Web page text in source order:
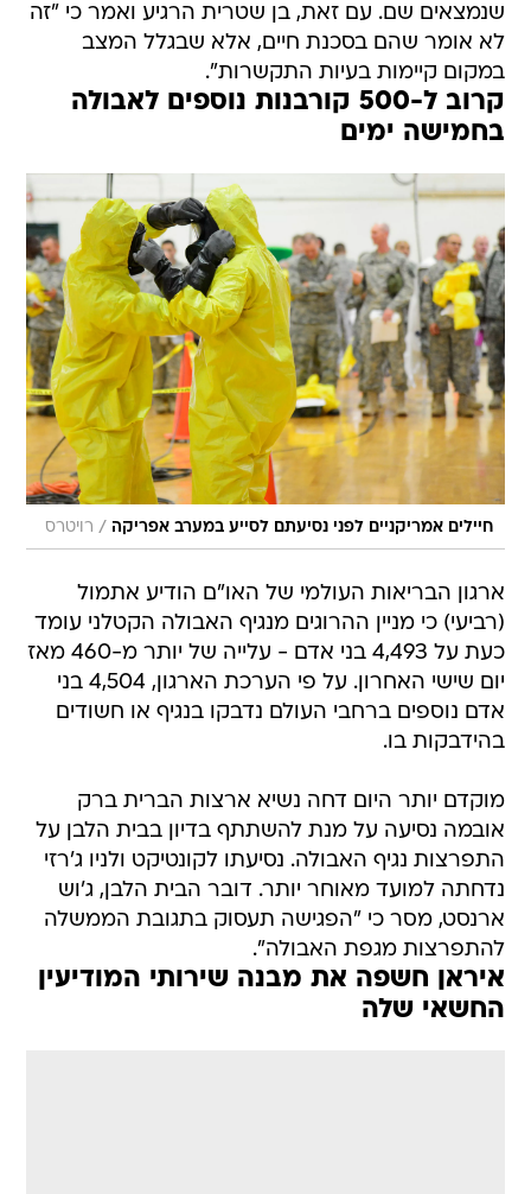
שנמצאים שם. עם זאת, בן שטרית הרגיע ואמר כי "זה
לא אומר שהם בסכנת חיים, אלא שבגלל המצב
במקום קיימות בעיות התקשרות".
קרוב ל-500 קורבנות נוספים לאבולה
בחמישה ימים
חיילים אמריקניים לפני נסיעתם לסייע במערב אפריקה / רויטרס
ארגון הבריאות העולמי של האו"ם הודיע אתמול
(רביעי) כי מניין ההרוגים מנגיף האבולה הקטלני עומד
כעת על 4,493 בני אדם - עלייה של יותר מ-460 מאז
יום שישי האחרון. על פי הערכת הארגון, 4,504 בני
אדם נוספים ברחבי העולם נדבקו בנגיף או חשודים
בהידבקות בו.
מוקדם יותר היום דחה נשיא ארצות הברית ברק
אובמה נסיעה על מנת להשתתף בדיון בבית הלבן על
התפרצות נגיף האבולה. נסיעתו לקונטיקט ולניו ג'רזי
נדחתה למועד מאוחר יותר. דובר הבית הלבן, ג'וש
ארנסט, מסר כי "הפגישה תעסוק בתגובת הממשלה
להתפרצות מגפת האבולה".
איראן חשפה את מבנה שירותי המודיעין
החשאי שלה